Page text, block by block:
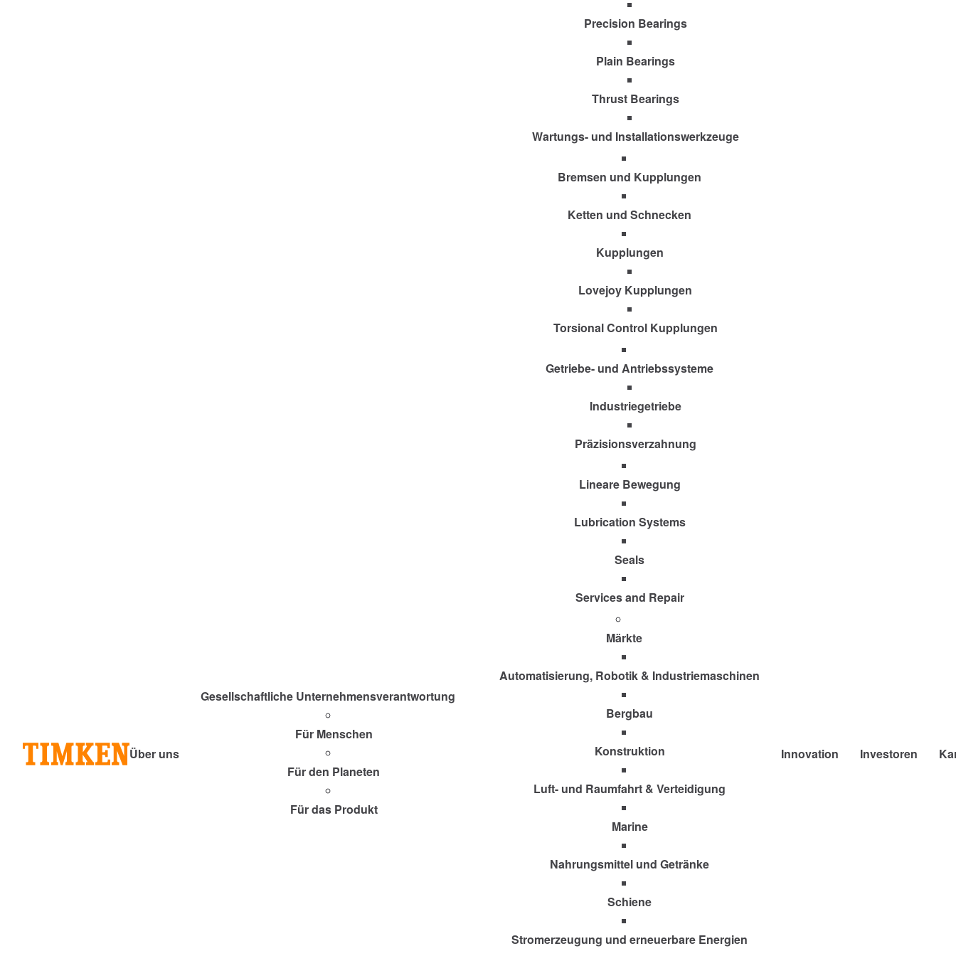
Über uns
Gesellschaftliche Unternehmensverantwortung
Für Menschen
Für den Planeten
Für das Produkt
Precision Bearings
Plain Bearings
Thrust Bearings
Wartungs- und Installationswerkzeuge
Bremsen und Kupplungen
Ketten und Schnecken
Kupplungen
Lovejoy Kupplungen
Torsional Control Kupplungen
Getriebe- und Antriebssysteme
Industriegetriebe
Präzisionsverzahnung
Lineare Bewegung
Lubrication Systems
Seals
Services and Repair
Märkte
Automatisierung, Robotik & Industriemaschinen
Bergbau
Konstruktion
Luft- und Raumfahrt & Verteidigung
Marine
Nahrungsmittel und Getränke
Schiene
Stromerzeugung und erneuerbare Energien
Innovation Investoren